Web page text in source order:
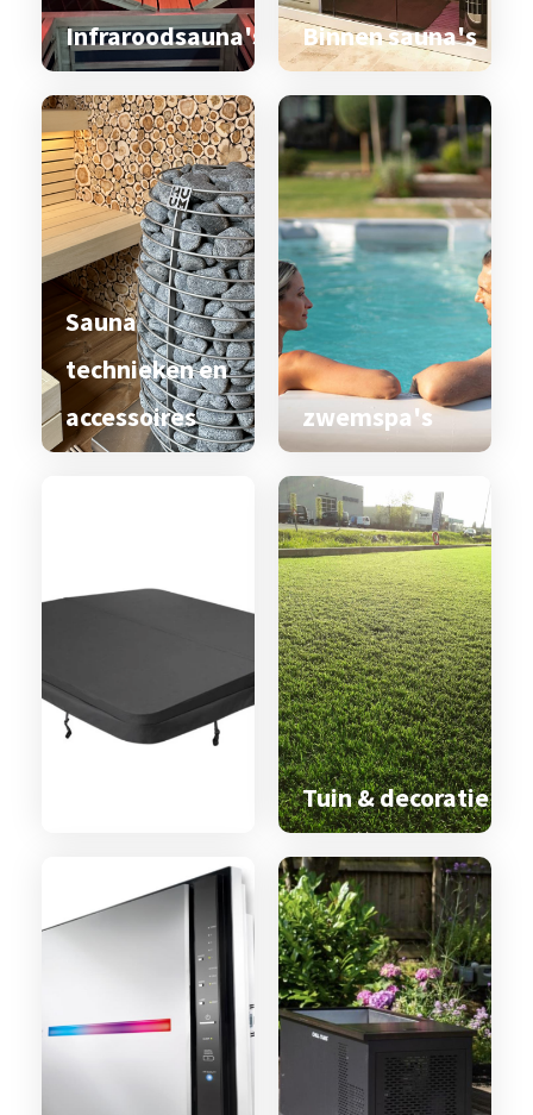
Infraroodsauna's Binnen sauna's
Sauna
technieken en
accessoires
zwemspa's
Spa & zwemspa
Tuin & decoratie